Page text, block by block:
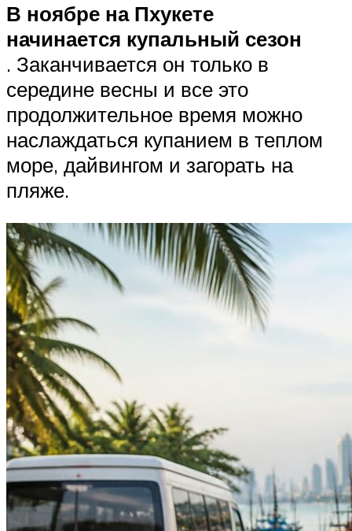
В ноябре на Пхукете
начинается купальный сезон
. Заканчивается он только в
середине весны и все это
продолжительное время можно
наслаждаться купанием в теплом
море, дайвингом и загорать на
пляже.